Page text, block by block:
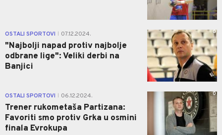
OSTALI SPORTOVI 07.12.2024.
"Najbolji napad protiv najbolje
odbrane lige": Veliki derbi na
Banjici
0
OSTALI SPORTOVI 06.12.2024.
Trener rukometaša Partizana:
Favoriti smo protiv Grka u osmini
finala Evrokupa
0